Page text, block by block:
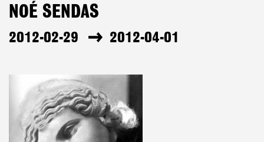
NOÉ SENDAS
2012-02-29 2012-04-01